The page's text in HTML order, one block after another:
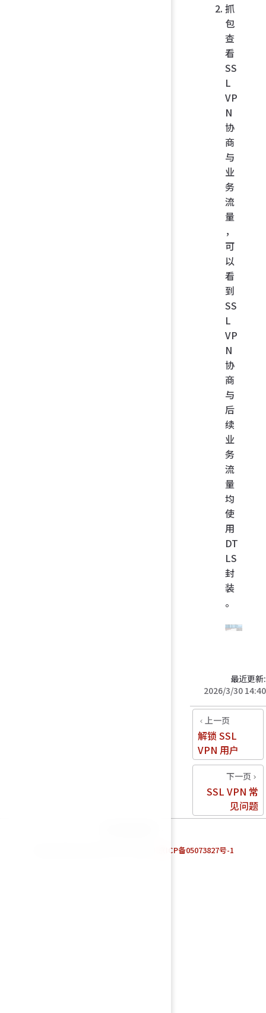
抓
包
查
看
SS
L
VP
N
协
商
与
业
务
流
量
，
可
以
看
到
SS
L
VP
N
协
商
与
后
续
业
务
流
量
均
使
用
DT
LS
封
装
。
最近更新:
2026/3/30 14:40
上一页
解锁 SSL
VPN 用户
下一页
SSL VPN 常
见问题
京ICP备05073827号-1